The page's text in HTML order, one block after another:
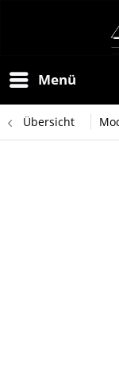
Menü
Übersicht